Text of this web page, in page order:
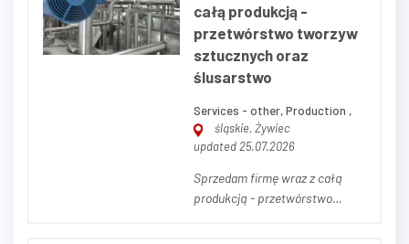
całą produkcją -
przetwórstwo tworzyw
sztucznych oraz
ślusarstwo
Services - other, Production ,
śląskie, Żywiec
updated 25.07.2026
Sprzedam firmę wraz z całą
produkcją - przetwórstwo